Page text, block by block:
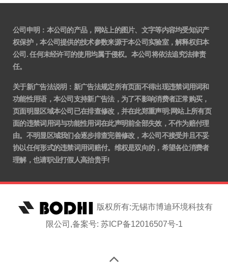
公司申明：本公司的产品，网站上的图片、文字等内容均受知识产
权保护，本公司提供的技术参数来源于本公司实验室，解释权归本
公司. 任何未经许可的使用均属于侵权。本公司将依法追究法律责
任。
关于新广告法说明 ： 新广告法规定所有页面不得出现违禁词用词和
功能性用语，本公司支持新广告法，为了不影响消费者正常购买，
页面明显区域本公司已在排查修改，并在此郑重声明:网站上所有页
面的违禁词用词与功能性用词在此声明前全部失效，不作为赔付理
由。不明显区域我们会逐步排查完善修改，本公司不接受并且不妥
协以任何形式的违禁词用词赔付。维权是双向的，希望各位消费者
理解，也请职业打假人高抬贵手!
版权所有:无锡市博迪环境科技有
限公司,备案号: 苏ICP备12016507号-1